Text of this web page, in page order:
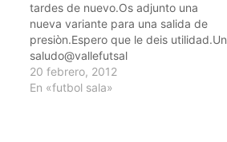
tardes de nuevo.Os adjunto una
nueva variante para una salida de
presiòn.Espero que le deis utilidad.Un
saludo@vallefutsal
20 febrero, 2012
En «futbol sala»